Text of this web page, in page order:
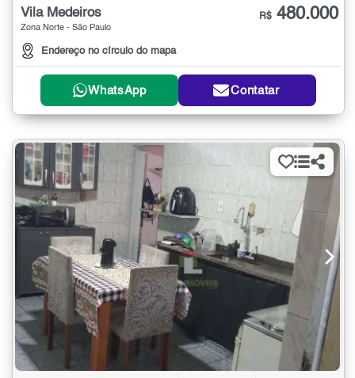
Vila Medeiros
Zona Norte - São Paulo
Endereço no círculo do mapa
R$ 480.000
WhatsApp Contatar